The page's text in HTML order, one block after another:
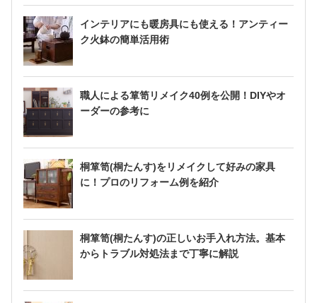
インテリアにも暖房具にも使える！アンティー
ク火鉢の簡単活用術
職人による箪笥リメイク40例を公開！DIYやオ
ーダーの参考に
桐箪笥(桐たんす)をリメイクして好みの家具
に！プロのリフォーム例を紹介
桐箪笥(桐たんす)の正しいお手入れ方法。基本
からトラブル対処法まで丁寧に解説